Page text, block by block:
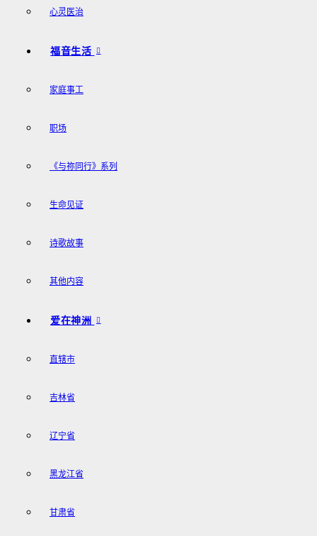
心灵医治
福音生活
家庭事工
职场
《与祢同行》系列
生命见证
诗歌故事
其他内容
爱在神洲
直辖市
吉林省
辽宁省
黑龙江省
甘肃省